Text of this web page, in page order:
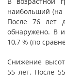
наибольший (на
После 76 лет
обнаружено. В
10,7 % (по
Снижение
55 лет. После